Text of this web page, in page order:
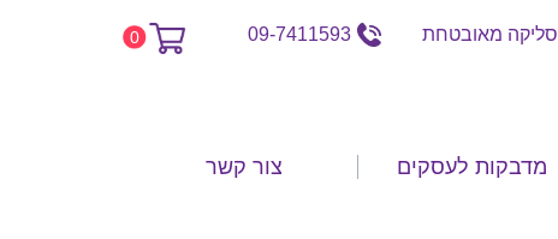
סליקה מאובטחת 09-7411593
0
מדבקות לעסקים צור קשר